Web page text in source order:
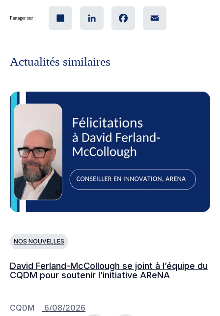
Partager sur :
Actualités similaires
NOS NOUVELLES
David Ferland-McCollough se joint à l’équipe du
CQDM pour soutenir l’initiative AReNA
CQDM 6/08/2026